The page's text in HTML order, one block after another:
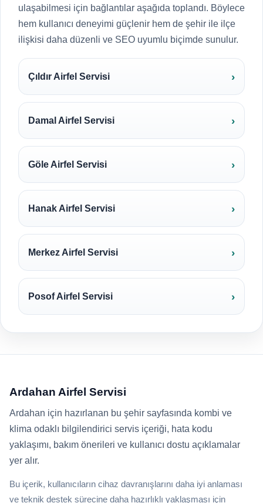
ulaşabilmesi için bağlantılar aşağıda toplandı. Böylece
hem kullanıcı deneyimi güçlenir hem de şehir ile ilçe
ilişkisi daha düzenli ve SEO uyumlu biçimde sunulur.
Çıldır Airfel Servisi
Damal Airfel Servisi
Göle Airfel Servisi
Hanak Airfel Servisi
Merkez Airfel Servisi
Posof Airfel Servisi
Ardahan Airfel Servisi
Ardahan için hazırlanan bu şehir sayfasında kombi ve
klima odaklı bilgilendirici servis içeriği, hata kodu
yaklaşımı, bakım önerileri ve kullanıcı dostu açıklamalar
yer alır.
Bu içerik, kullanıcıların cihaz davranışlarını daha iyi anlaması
ve teknik destek sürecine daha hazırlıklı yaklaşması için